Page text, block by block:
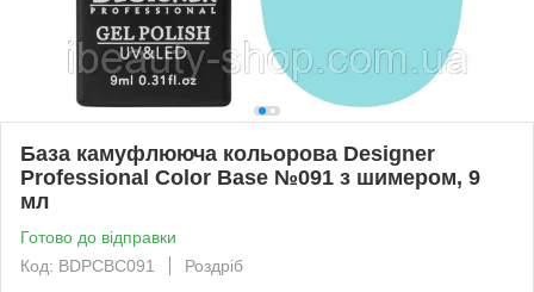
База камуфлююча кольорова Designer
Professional Color Base №091 з шимером, 9
мл
Готово до відправки
Код: BDPCBС091
Роздріб